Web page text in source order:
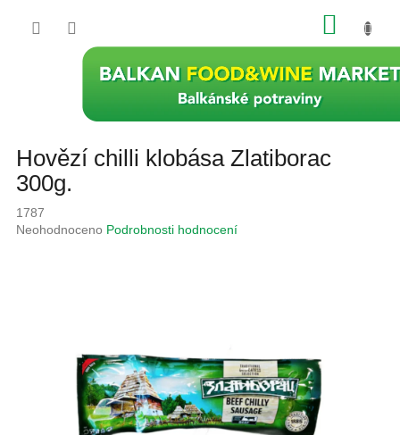
KOŠÍK
Hovězí chilli klobása Zlatiborac
300g.
1787
Průměrné
Neohodnoceno Podrobnosti hodnocení